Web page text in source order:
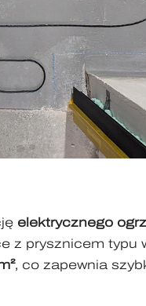
elektrycznego
z prysznicem typu
, co zapewnia